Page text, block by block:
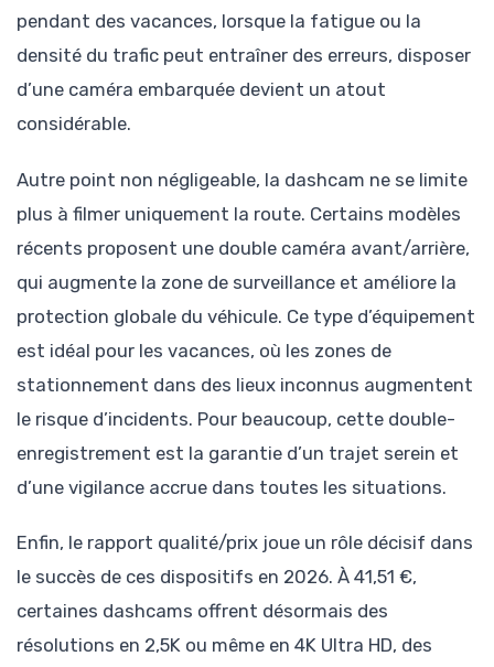
pendant des vacances, lorsque la fatigue ou la
densité du trafic peut entraîner des erreurs, disposer
d’une caméra embarquée devient un atout
considérable.
Autre point non négligeable, la dashcam ne se limite
plus à filmer uniquement la route. Certains modèles
récents proposent une double caméra avant/arrière,
qui augmente la zone de surveillance et améliore la
protection globale du véhicule. Ce type d’équipement
est idéal pour les vacances, où les zones de
stationnement dans des lieux inconnus augmentent
le risque d’incidents. Pour beaucoup, cette double-
enregistrement est la garantie d’un trajet serein et
d’une vigilance accrue dans toutes les situations.
Enfin, le rapport qualité/prix joue un rôle décisif dans
le succès de ces dispositifs en 2026. À 41,51 €,
certaines dashcams offrent désormais des
résolutions en 2,5K ou même en 4K Ultra HD, des